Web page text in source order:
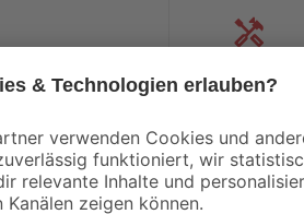
Mengenrabatt